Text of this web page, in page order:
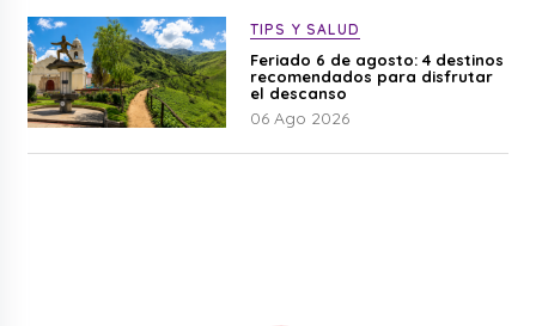
TIPS Y SALUD
Feriado 6 de agosto: 4 destinos
recomendados para disfrutar
el descanso
06 Ago 2026